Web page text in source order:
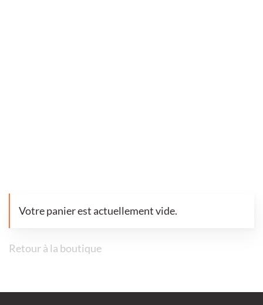
Votre panier est actuellement vide.
Retour à la boutique